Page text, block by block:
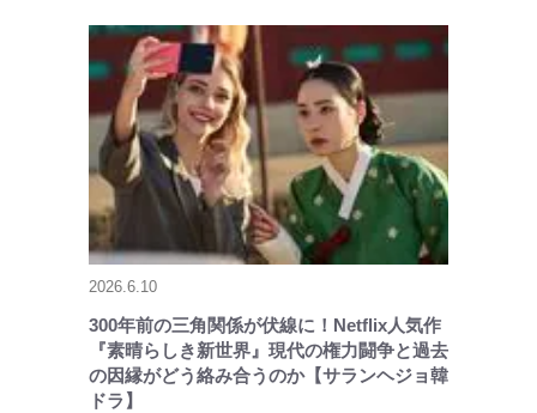
2026.6.10
300年前の三角関係が伏線に！Netflix人気作
『素晴らしき新世界』現代の権力闘争と過去
の因縁がどう絡み合うのか【サランヘジョ韓
ドラ】